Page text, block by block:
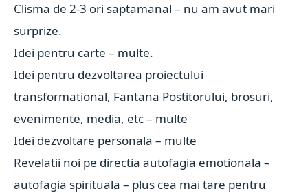
Clisma de 2-3 ori saptamanal – nu am avut mari
surprize.
Idei pentru carte – multe.
Idei pentru dezvoltarea proiectului
transformational, Fantana Postitorului, brosuri,
evenimente, media, etc – multe
Idei dezvoltare personala – multe
Revelatii noi pe directia autofagia emotionala –
autofagia spirituala – plus cea mai tare pentru